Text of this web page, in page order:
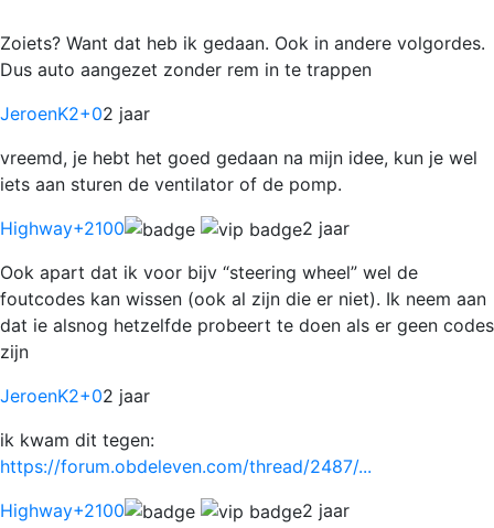
Zoiets? Want dat heb ik gedaan. Ook in andere volgordes.
Dus auto aangezet zonder rem in te trappen
JeroenK2+02 jaar
vreemd, je hebt het goed gedaan na mijn idee, kun je wel
iets aan sturen de ventilator of de pomp.
Highway+2100
2 jaar
Ook apart dat ik voor bijv “steering wheel” wel de
foutcodes kan wissen (ook al zijn die er niet). Ik neem aan
dat ie alsnog hetzelfde probeert te doen als er geen codes
zijn
JeroenK2+02 jaar
ik kwam dit tegen:
https://forum.obdeleven.com/thread/2487/...
Highway+2100
2 jaar